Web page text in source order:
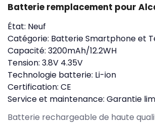
Batterie remplacement pour
État: Neuf
Catégorie: Batterie Smartphone et
Capacité: 3200mAh/12.2WH
Tension: 3.8V 4.35V
Technologie batterie: Li-ion
Certification: CE
Service et maintenance: Garantie
Batterie rechargeable de haute